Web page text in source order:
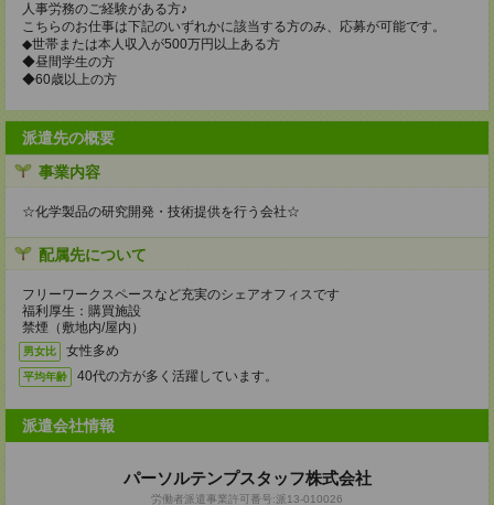
人事労務のご経験がある方♪
こちらのお仕事は下記のいずれかに該当する方のみ、応募が可能です。
◆世帯または本人収入が500万円以上ある方
◆昼間学生の方
◆60歳以上の方
派遣先の概要
事業内容
☆化学製品の研究開発・技術提供を行う会社☆
配属先について
フリーワークスペースなど充実のシェアオフィスです
福利厚生：購買施設
禁煙（敷地内/屋内）
男女比 女性多め
平均年齢 40代の方が多く活躍しています。
派遣会社情報
パーソルテンプスタッフ株式会社
労働者派遣事業許可番号:派13-010026